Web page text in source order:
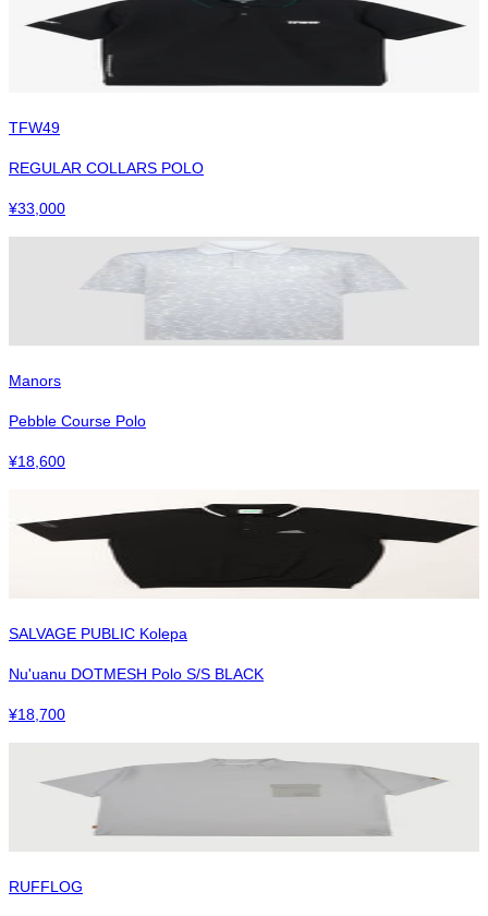
TFW49
REGULAR COLLARS POLO
¥33,000
Manors
Pebble Course Polo
¥18,600
SALVAGE PUBLIC Kolepa
Nu'uanu DOTMESH Polo S/S BLACK
¥18,700
RUFFLOG